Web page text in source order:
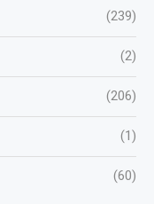
(239)
(2)
(206)
(1)
(60)